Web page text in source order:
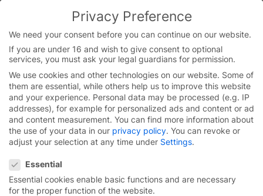
You are currently on the Chinese website.
Switch to the English version.
Continue
Skip
content
Privacy Preference
We need your consent before you can continue on our website.
If you are under 16 and wish to give consent to optional
services, you must ask your legal guardians for permission.
We use cookies and other technologies on our website. Some of
them are essential, while others help us to improve this website
and your experience. Personal data may be processed (e.g. IP
addresses), for example for personalized ads and content or ad
and content measurement. You can find more information about
the use of your data in our privacy policy. You can revoke or
adjust your selection at any time under Settings.
Essential
Essential cookies enable basic functions and are necessary
for the proper function of the website.